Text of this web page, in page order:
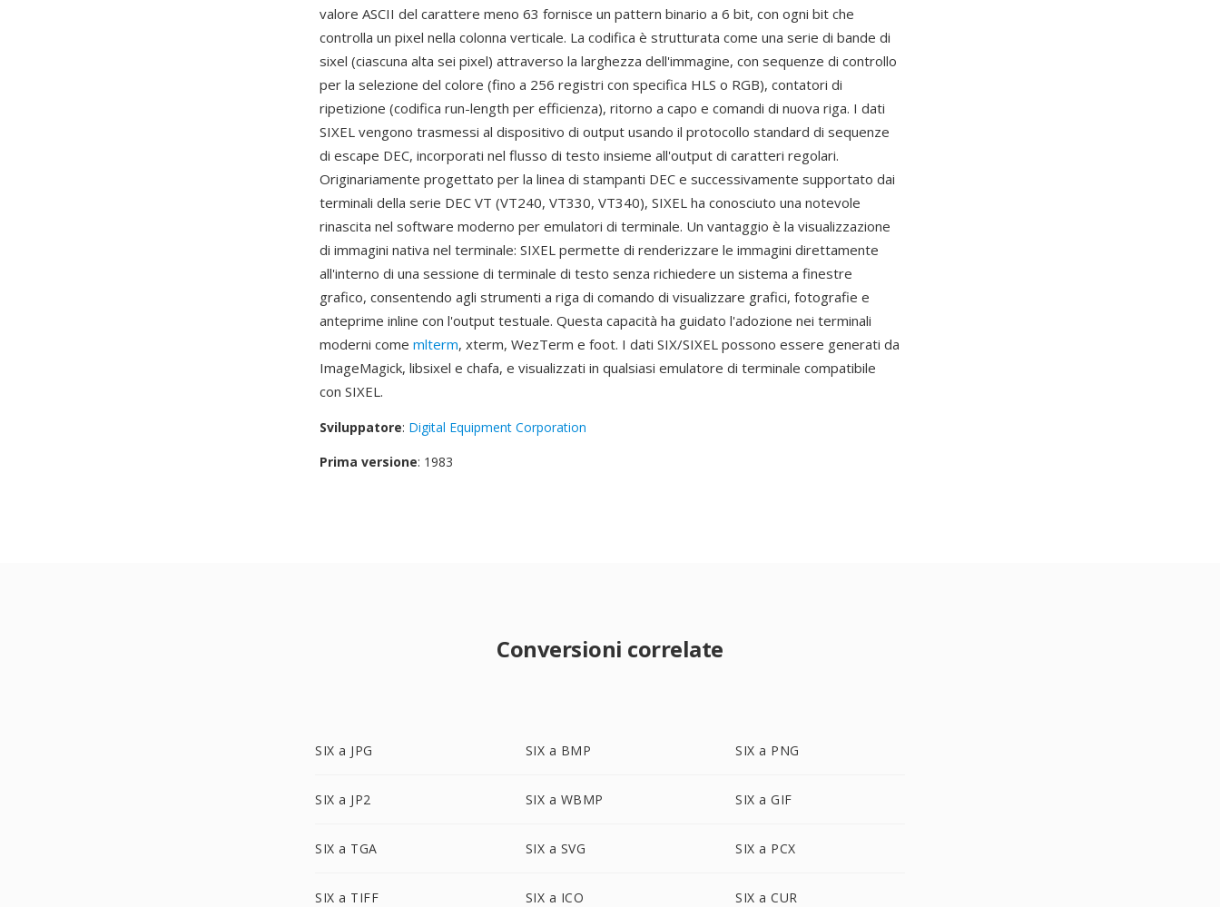
valore ASCII del carattere meno 63 fornisce un pattern binario a 6 bit, con ogni bit che
controlla un pixel nella colonna verticale. La codifica è strutturata come una serie di bande di
sixel (ciascuna alta sei pixel) attraverso la larghezza dell'immagine, con sequenze di controllo
per la selezione del colore (fino a 256 registri con specifica HLS o RGB), contatori di
ripetizione (codifica run-length per efficienza), ritorno a capo e comandi di nuova riga. I dati
SIXEL vengono trasmessi al dispositivo di output usando il protocollo standard di sequenze
di escape DEC, incorporati nel flusso di testo insieme all'output di caratteri regolari.
Originariamente progettato per la linea di stampanti DEC e successivamente supportato dai
terminali della serie DEC VT (VT240, VT330, VT340), SIXEL ha conosciuto una notevole
rinascita nel software moderno per emulatori di terminale. Un vantaggio è la visualizzazione
di immagini nativa nel terminale: SIXEL permette di renderizzare le immagini direttamente
all'interno di una sessione di terminale di testo senza richiedere un sistema a finestre
grafico, consentendo agli strumenti a riga di comando di visualizzare grafici, fotografie e
anteprime inline con l'output testuale. Questa capacità ha guidato l'adozione nei terminali
moderni come mlterm, xterm, WezTerm e foot. I dati SIX/SIXEL possono essere generati da
ImageMagick, libsixel e chafa, e visualizzati in qualsiasi emulatore di terminale compatibile
con SIXEL.
Sviluppatore: Digital Equipment Corporation
Prima versione: 1983
Conversioni correlate
SIX a JPG SIX a BMP SIX a PNG
SIX a JP2 SIX a WBMP SIX a GIF
SIX a TGA SIX a SVG SIX a PCX
SIX a TIFF SIX a ICO SIX a CUR